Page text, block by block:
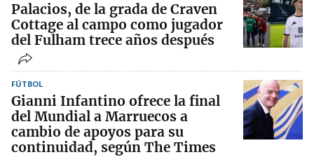
Palacios, de la grada de Craven
Cottage al campo como jugador
del Fulham trece años después
FÚTBOL
Gianni Infantino ofrece la final
del Mundial a Marruecos a
cambio de apoyos para su
continuidad, según The Times